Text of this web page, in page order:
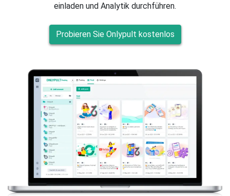
einladen und Analytik durchführen.
Probieren Sie Onlypult kostenlos